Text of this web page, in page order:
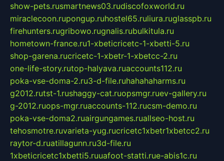
show-pets.rusmartnews03.rudiscofoxworld.ru
miraclecoon.rupongup.ruhostel65.ruliura.ruglasspb.ru
firehunters.rugribowo.rugnalis.rubulkitula.ru
hometown-france.ru1-xbeticricetc-1-xbetti-5.ru
shop-garena.rucricetc-1-xbetr-1-xbetcc-2.ru
one-life-story.rutop-halyava.ruaccounts112.ru
poka-vse-doma-2.ru3-d-file.ruhahahaharms.ru
g2012.rutst-1.rushaggy-cat.ruopsmgr.ruev-gallery.ru
g-2012.ruops-mgr.ruaccounts-112.rucsm-demo.ru
poka-vse-doma2.ruairgungames.ruallseo-host.ru
tehosmotre.ruvarieta-yug.rucricetc1xbetr1xbetcc2.ru
raytor-d.ruatillagunn.ru3d-file.ru
1xbeticricetc1xbetti5.ruuafoot-statti.rue-abis1c.ru